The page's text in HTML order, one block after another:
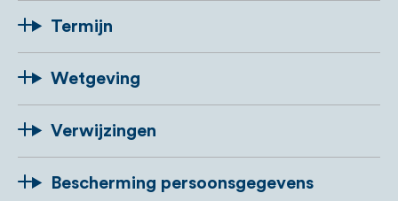
Termijn
Wetgeving
Verwijzingen
Bescherming persoonsgegevens